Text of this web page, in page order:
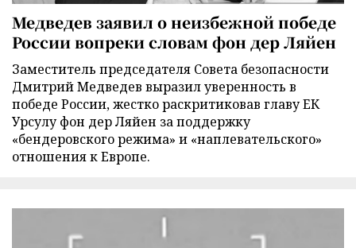
Медведев заявил о неизбежной победе
России вопреки словам фон дер Ляйен
Заместитель председателя Совета безопасности
Дмитрий Медведев выразил уверенность в
победе России, жестко раскритиковав главу ЕК
Урсулу фон дер Ляйен за поддержку
«бендеровского режима» и «наплевательского»
отношения к Европе.